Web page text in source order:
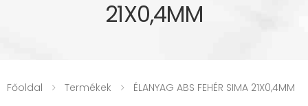
21X0,4MM
Főoldal Termékek ÉLANYAG ABS FEHÉR SIMA 21X0,4MM